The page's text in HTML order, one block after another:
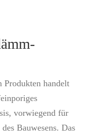
Produkten handelt
vorwiegend für
Bauwesens. Das